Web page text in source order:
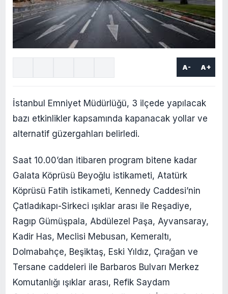
A- A+
İstanbul Emniyet Müdürlüğü, 3 ilçede yapılacak
bazı etkinlikler kapsamında kapanacak yollar ve
alternatif güzergahları belirledi.
Saat 10.00’dan itibaren program bitene kadar
Galata Köprüsü Beyoğlu istikameti, Atatürk
Köprüsü Fatih istikameti, Kennedy Caddesi’nin
Çatladıkapı-Sirkeci ışıklar arası ile Reşadiye,
Ragıp Gümüşpala, Abdülezel Paşa, Ayvansaray,
Kadir Has, Meclisi Mebusan, Kemeraltı,
Dolmabahçe, Beşiktaş, Eski Yıldız, Çırağan ve
Tersane caddeleri ile Barbaros Bulvarı Merkez
Komutanlığı ışıklar arası, Refik Saydam